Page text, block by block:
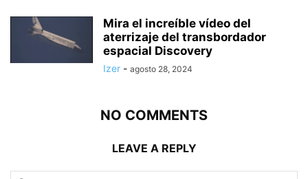
Mira el increíble vídeo del
aterrizaje del transbordador
espacial Discovery
Izer - agosto 28, 2024
NO COMMENTS
LEAVE A REPLY